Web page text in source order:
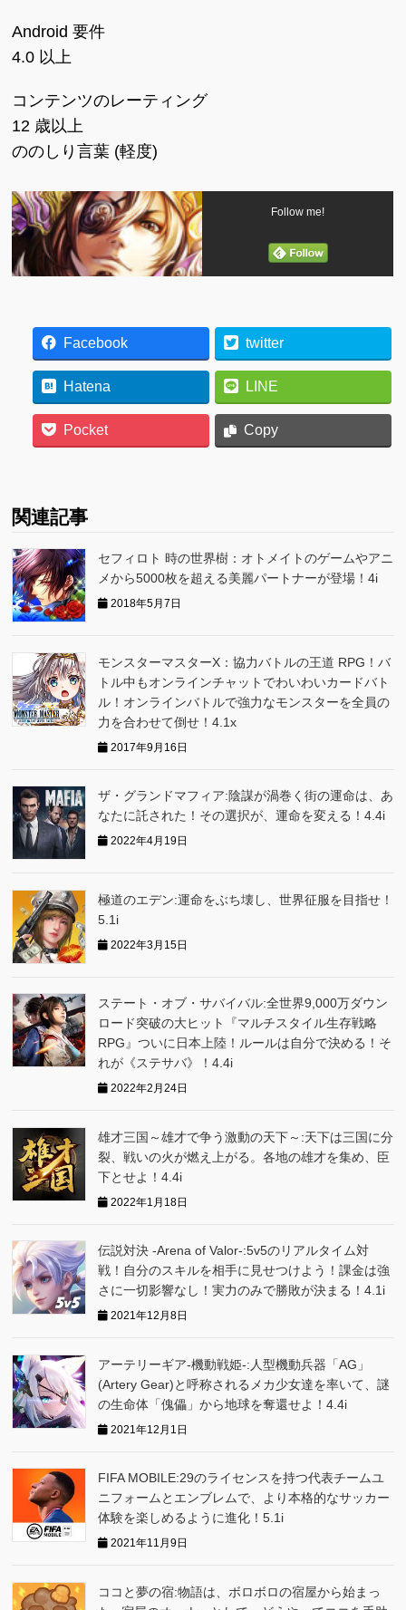
Android 要件
4.0 以上
コンテンツのレーティング
12 歳以上
ののしり言葉 (軽度)
Follow me!
Facebook twitter
Hatena LINE
Pocket Copy
関連記事
セフィロト 時の世界樹：オトメイトのゲームやアニ
メから5000枚を超える美麗パートナーが登場！4i
2018年5月7日
モンスターマスターX：協力バトルの王道 RPG！バ
トル中もオンラインチャットでわいわいカードバト
ル！オンラインバトルで強力なモンスターを全員の
力を合わせて倒せ！4.1x
2017年9月16日
ザ・グランドマフィア:陰謀が渦巻く街の運命は、あ
なたに託された！その選択が、運命を変える！4.4i
2022年4月19日
極道のエデン:運命をぶち壊し、世界征服を目指せ！
5.1i
2022年3月15日
ステート・オブ・サバイバル:全世界9,000万ダウン
ロード突破の大ヒット『マルチスタイル生存戦略
RPG』ついに日本上陸！ルールは自分で決める！そ
れが《ステサバ》！4.4i
2022年2月24日
雄才三国～雄才で争う激動の天下～:天下は三国に分
裂、戦いの火が燃え上がる。各地の雄才を集め、臣
下とせよ！4.4i
2022年1月18日
伝説対決 -Arena of Valor-:5v5のリアルタイム対
戦！自分のスキルを相手に見せつけよう！課金は強
さに一切影響なし！実力のみで勝敗が決まる！4.1i
2021年12月8日
アーテリーギア-機動戦姫-:人型機動兵器「AG」
(Artery Gear)と呼称されるメカ少女達を率いて、謎
の生命体「傀儡」から地球を奪還せよ！4.4i
2021年12月1日
FIFA MOBILE:29のライセンスを持つ代表チームユ
ニフォームとエンブレムで、より本格的なサッカー
体験を楽しめるように進化！5.1i
2021年11月9日
ココと夢の宿:物語は、ボロボロの宿屋から始まっ